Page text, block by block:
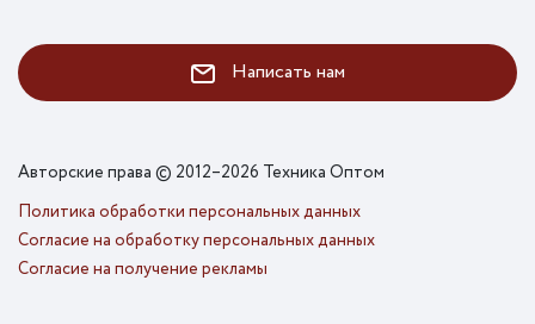
Написать нам
Авторские права © 2012–2026 Техника Оптом
Политика обработки персональных данных
Согласие на обработку персональных данных
Согласие на получение рекламы